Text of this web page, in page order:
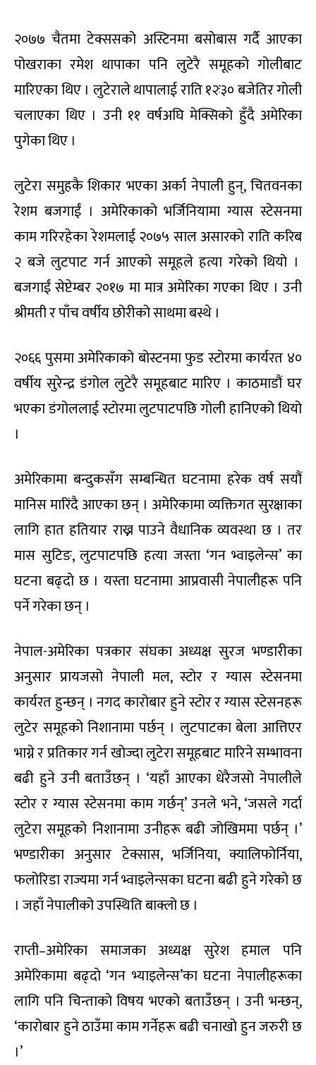
२०७७ चैतमा टेक्ससको अस्टिनमा बसोबास गर्दै आएका
पोखराका रमेश थापाका पनि लुटेरै समूहको गोलीबाट
मारिएका थिए । लुटेराले थापालाई राति १२ः३० बजेतिर गोली
चलाएका थिए । उनी ११ वर्षअघि मेक्सिको हुँदै अमेरिका
पुगेका थिए ।
लुटेरा समुहकै शिकार भएका अर्का नेपाली हुन्, चितवनका
रेशम बजगाईं । अमेरिकाको भर्जिनियामा ग्यास स्टेसनमा
काम गरिरहेका रेशमलाई २०७५ साल असारको राति करिब
२ बजे लुटपाट गर्न आएको समूहले हत्या गरेको थियो ।
बजगाईं सेप्टेम्बर २०१७ मा मात्र अमेरिका गएका थिए । उनी
श्रीमती र पाँच वर्षीय छोरीको साथमा बस्थे ।
२०६६ पुसमा अमेरिकाको बोस्टनमा फुड स्टोरमा कार्यरत ४०
वर्षीय सुरेन्द्र डंगोल लुटेरै समूहबाट मारिए । काठमाडौं घर
भएका डंगोललाई स्टोरमा लुटपाटपछि गोली हानिएको थियो
।
अमेरिकामा बन्दुकसँग सम्बन्धित घटनामा हरेक वर्ष सयौं
मानिस मारिंदै आएका छन् । अमेरिकामा व्यक्तिगत सुरक्षाका
लागि हात हतियार राख्न पाउने वैधानिक व्यवस्था छ । तर
मास सुटिङ, लुटपाटपछि हत्या जस्ता ‘गन भ्वाइलेन्स’ का
घटना बढ्दो छ । यस्ता घटनामा आप्रवासी नेपालीहरू पनि
पर्ने गरेका छन् ।
नेपाल-अमेरिका पत्रकार संघका अध्यक्ष सुरज भण्डारीका
अनुसार प्रायजसो नेपाली मल, स्टोर र ग्यास स्टेसनमा
कार्यरत हुन्छन् । नगद कारोबार हुने स्टोर र ग्यास स्टेसनहरू
लुटेर समूहको निशानामा पर्छन् । लुटपाटका बेला आत्तिएर
भाग्ने र प्रतिकार गर्न खोज्दा लुटेरा समूहबाट मारिने सम्भावना
बढी हुने उनी बताउँछन् । ‘यहाँ आएका धेरैजसो नेपालीले
स्टोर र ग्यास स्टेसनमा काम गर्छन्’ उनले भने, ‘जसले गर्दा
लुटेरा समूहको निशानामा उनीहरू बढी जोखिममा पर्छन् ।’
भण्डारीका अनुसार टेक्सास, भर्जिनिया, क्यालिफोर्निया,
फलोरिडा राज्यमा गर्न भ्वाइलेन्सका घटना बढी हुने गरेको छ
। जहाँ नेपालीको उपस्थिति बाक्लो छ ।
राप्ती–अमेरिका समाजका अध्यक्ष सुरेश हमाल पनि
अमेरिकामा बढ्दो ‘गन भ्याइलेन्स’का घटना नेपालीहरूका
लागि पनि चिन्ताको विषय भएको बताउँछन् । उनी भन्छन्,
‘कारोबार हुने ठाउँमा काम गर्नेहरू बढी चनाखो हुन जरुरी छ
।’